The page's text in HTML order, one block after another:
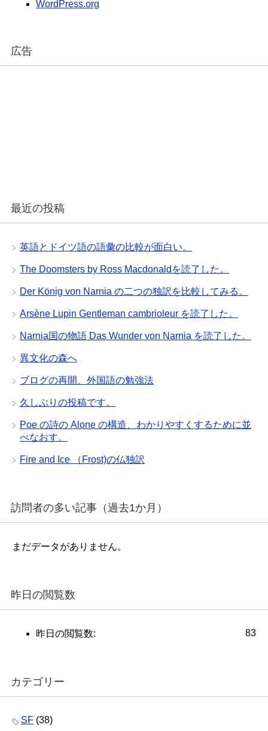
WordPress.org
広告
最近の投稿
英語とドイツ語の語彙の比較が面白い。
The Doomsters by Ross Macdonaldを読了した。
Der König von Narnia の二つの独訳を比較してみる。
Arsène Lupin Gentleman cambrioleur を読了した。
Narnia国の物語 Das Wunder von Narnia を読了した。
異文化の森へ
ブログの再開、外国語の勉強法
久しぶりの投稿です。
Poe の詩の Alone の構造、わかりやすくするために並
べなおす。
Fire and Ice （Frost)の仏独訳
訪問者の多い記事（過去1か月）
まだデータがありません。
昨日の閲覧数
83
昨日の閲覧数:
カテゴリー
SF (38)